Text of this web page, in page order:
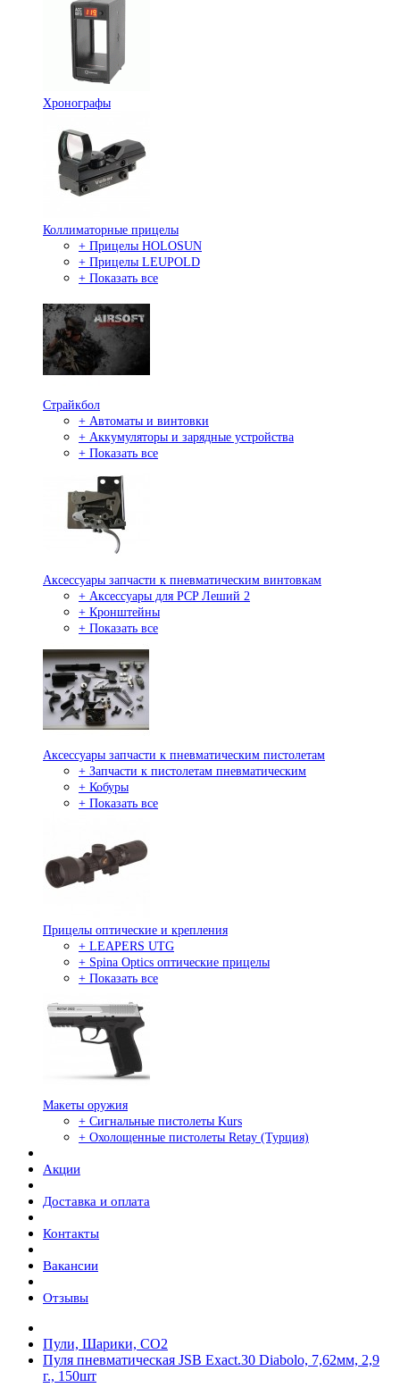
Хронографы
Коллиматорные прицелы
+ Прицелы HOLOSUN
+ Прицелы LEUPOLD
+ Показать все
Страйкбол
+ Автоматы и винтовки
+ Аккумуляторы и зарядные устройства
+ Показать все
Аксессуары запчасти к пневматическим винтовкам
+ Аксессуары для PCP Леший 2
+ Кронштейны
+ Показать все
Аксессуары запчасти к пневматическим пистолетам
+ Запчасти к пистолетам пневматическим
+ Кобуры
+ Показать все
Прицелы оптические и крепления
+ LEAPERS UTG
+ Spina Optics оптические прицелы
+ Показать все
Макеты оружия
+ Сигнальные пистолеты Kurs
+ Охолощенные пистолеты Retay (Турция)
Акции
Доставка и оплата
Контакты
Вакансии
Отзывы
Пули, Шарики, СО2
Пуля пневматическая JSB Exact.30 Diabolo, 7,62мм, 2,9
г., 150шт